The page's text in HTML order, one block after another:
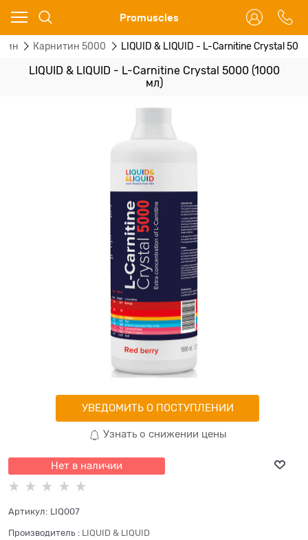
Promuscles
Карнитин 5000 LIQUID & LIQUID - L-Carnitine Crystal
LIQUID & LIQUID - L-Carnitine Crystal 5000 (1000
мл)
УВЕДОМИТЬ О ПОСТУПЛЕНИИ
Узнать о снижении цены
Нет в наличии
Артикул: LIQ007
Производитель : LIQUID & LIQUID
Ваш город - Москва,
угадали?
ДА НЕТ